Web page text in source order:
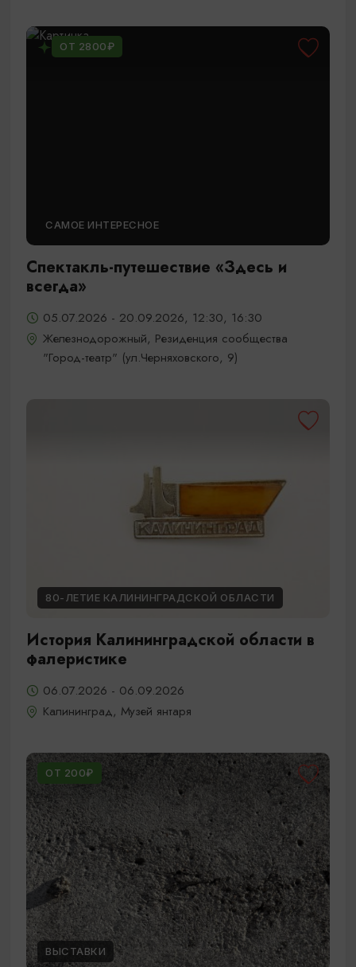
ОТ 2800₽
САМОЕ ИНТЕРЕСНОЕ
Спектакль-путешествие «Здесь и
всегда»
05.07.2026 - 20.09.2026, 12:30, 16:30
Железнодорожный, Резиденция сообщества
"Город-театр" (ул.Черняховского, 9)
80-ЛЕТИЕ КАЛИНИНГРАДСКОЙ ОБЛАСТИ
История Калининградской области в
фалеристике
06.07.2026 - 06.09.2026
Калининград, Музей янтаря
ОТ 200₽
ВЫСТАВКИ